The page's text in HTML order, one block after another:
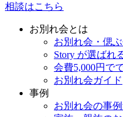
相談はこちら
お別れ会とは
お別れ会・偲
Story が選ばれ
会費5,000円で
お別れ会ガイド
事例
お別れ会の事